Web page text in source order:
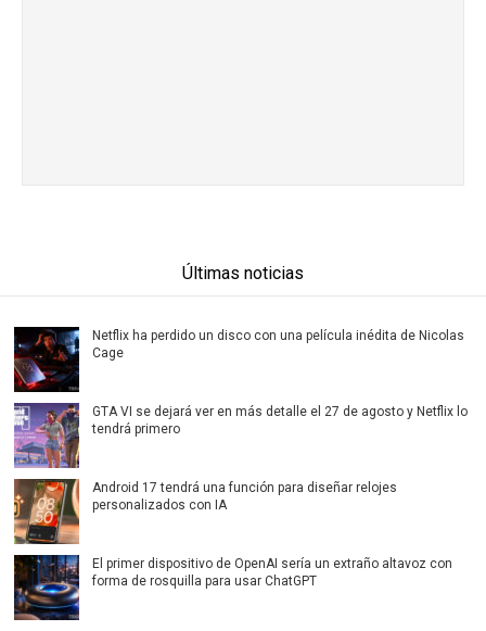
Últimas noticias
Netflix ha perdido un disco con una película inédita de Nicolas
Cage
GTA VI se dejará ver en más detalle el 27 de agosto y Netflix lo
tendrá primero
Android 17 tendrá una función para diseñar relojes
personalizados con IA
El primer dispositivo de OpenAI sería un extraño altavoz con
forma de rosquilla para usar ChatGPT